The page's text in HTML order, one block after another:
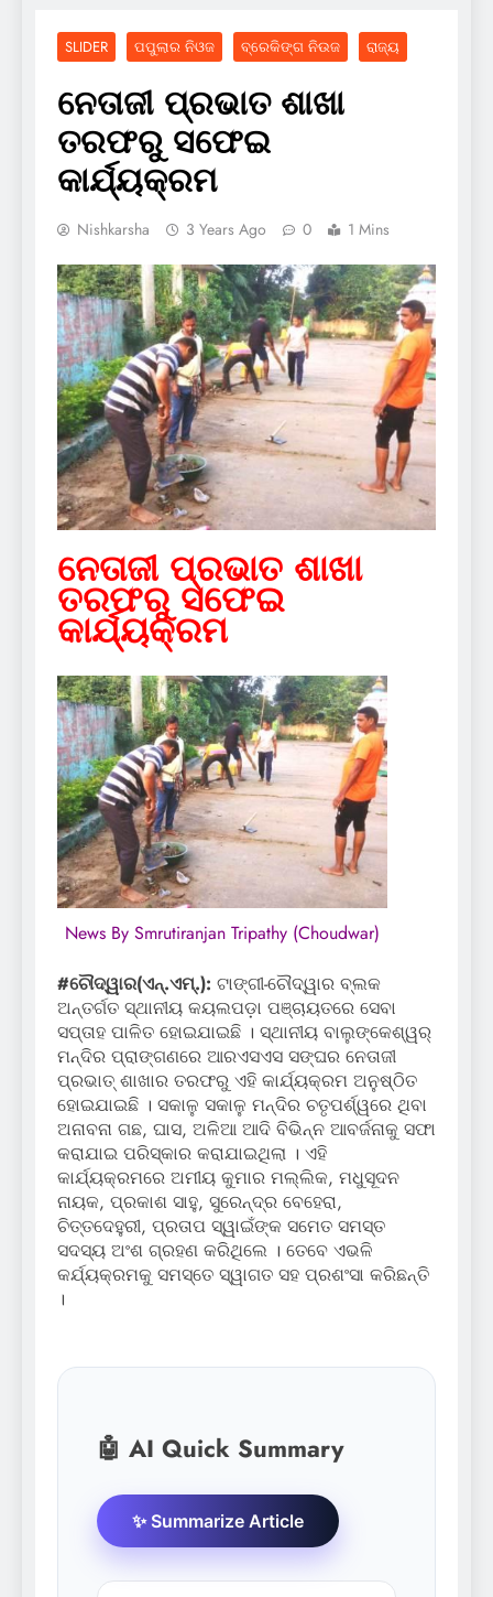
SLIDER ପପୁଲାର ନିଓଜ ବ୍ରେକିଙ୍ଗ ନିଉଜ ରାଜ୍ୟ
ନେତାଜୀ ପ୍ରଭାତ ଶାଖା
ତରଫରୁ ସଫେଇ
କାର୍ଯ୍ୟକ୍ରମ
Nishkarsha 3 Years Ago 0 1 Mins
ନେତାଜୀ ପ୍ରଭାତ ଶାଖା
ତରଫରୁ ସଫେଇ
କାର୍ଯ୍ୟକ୍ରମ
News By Smrutiranjan Tripathy (Choudwar)
#ଚୌଦ୍ୱାର(ଏନ୍‌.ଏମ୍‌.): ଟାଙ୍ଗୀ-ଚୌଦ୍ୱାର ବ୍ଲକ
ଅନ୍ତର୍ଗତ ସ୍ଥାନୀୟ କୟଲପଡ଼ା ପଞ୍ଚାୟତରେ ସେବା
ସପ୍ତାହ ପାଳିତ ହୋଇଯାଇଛି । ସ୍ଥାନୀୟ ବାଲୁଙ୍କେଶ୍ୱର୍
ମନ୍ଦିର ପ୍ରାଙ୍ଗଣରେ ଆରଏସଏସ ସଙ୍ଘର ନେତାଜୀ
ପ୍ରଭାତ୍ ଶାଖାର ତରଫରୁ ଏହି କାର୍ଯ୍ୟକ୍ରମ ଅନୁଷ୍ଠିତ
ହୋଇଯାଇଛି । ସକାଳୁ ସକାଳୁ ମନ୍ଦିର ଚତୃପର୍ଶ୍ୱରେ ଥିବା
ଅନାବନା ଗଛ, ଘାସ, ଅଳିଆ ଆଦି ବିଭିନ୍ନ ଆବର୍ଜନାକୁ ସଫା
କରାଯାଇ ପରିସ୍କାର କରାଯାଇଥିଲା । ଏହି
କାର୍ଯ୍ୟକ୍ରମରେ ଅମୀୟ କୁମାର ମଲ୍ଲିକ, ମଧୁସୂଦନ
ନାୟକ, ପ୍ରକାଶ ସାହୁ, ସୁରେନ୍ଦ୍ର ବେହେରା,
ଚିତ୍ତଦେହୁରୀ, ପ୍ରତାପ ସ୍ୱାଇଁଙ୍କ ସମେତ ସମସ୍ତ
ସଦସ୍ୟ ଅଂଶ ଗ୍ରହଣ କରିଥିଲେ । ତେବେ ଏଭଳି
କର୍ଯ୍ୟକ୍ରମକୁ ସମସ୍ତେ ସ୍ୱାଗତ ସହ ପ୍ରଶଂସା କରିଛନ୍ତି
।
🤖 AI Quick Summary
✨ Summarize Article